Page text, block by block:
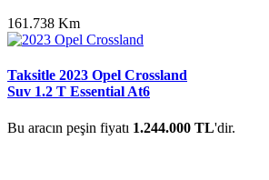
161.738 Km
Taksitle 2023 Opel Crossland
Suv 1.2 T Essential At6
Bu aracın peşin fiyatı 1.244.000 TL'dir.